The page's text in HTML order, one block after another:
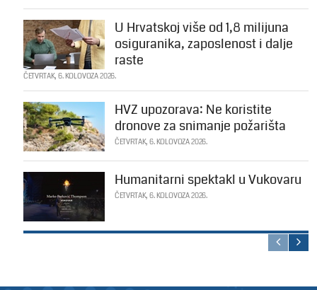
U Hrvatskoj više od 1,8 milijuna
osiguranika, zaposlenost i dalje
raste
ČETVRTAK, 6. KOLOVOZA 2026.
HVZ upozorava: Ne koristite
dronove za snimanje požarišta
ČETVRTAK, 6. KOLOVOZA 2026.
Humanitarni spektakl u Vukovaru
ČETVRTAK, 6. KOLOVOZA 2026.